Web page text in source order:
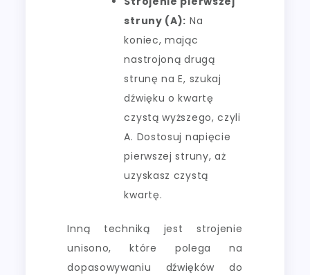
struny (A): Na
koniec, mając
nastrojoną drugą
strunę na E, szukaj
dźwięku o kwartę
czystą wyższego, czyli
A. Dostosuj napięcie
pierwszej struny, aż
uzyskasz czystą
kwartę.
Inną techniką jest strojenie
unisono, które polega na
dopasowywaniu dźwięków do